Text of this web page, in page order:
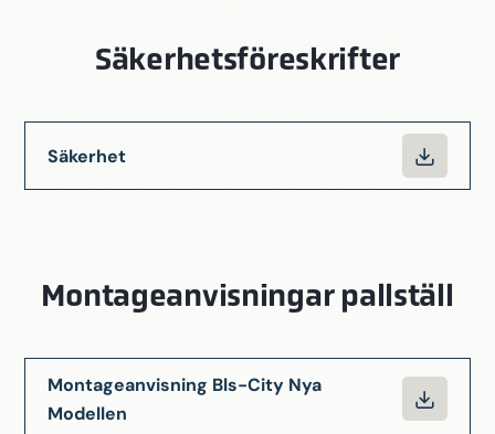
Säkerhetsföreskrifter
Säkerhet
Montageanvisningar pallställ
Montageanvisning Bls-City Nya
Modellen